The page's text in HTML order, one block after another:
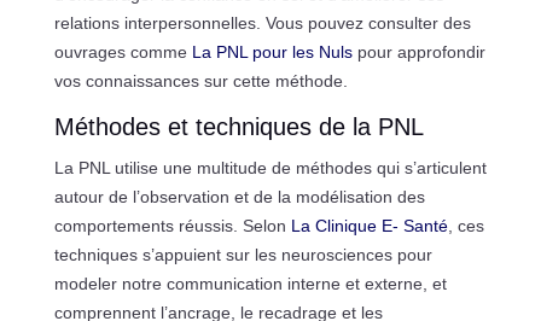
relations interpersonnelles. Vous pouvez consulter des
ouvrages comme La PNL pour les Nulspour approfondir
vos connaissances sur cette méthode.
Méthodes et techniques de la PNL
La PNL utilise une multitude de méthodes qui s’articulent
autour de l’observation et de la modélisation des
comportements réussis. Selon La Clinique E- Santé, ces
techniques s’appuient sur les neurosciences pour
modeler notre communication interne et externe, et
comprennent l’ancrage, le recadrage et les